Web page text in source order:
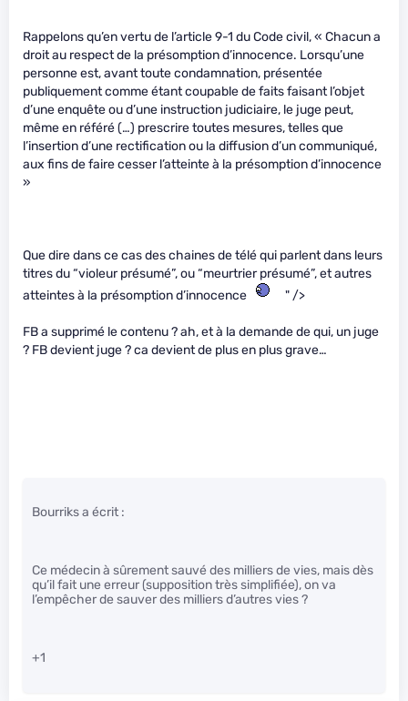
Rappelons qu’en vertu de l’article 9-1 du Code civil, « Chacun a
droit au respect de la présomption d’innocence. Lorsqu’une
personne est, avant toute condamnation, présentée
publiquement comme étant coupable de faits faisant l’objet
d’une enquête ou d’une instruction judiciaire, le juge peut,
même en référé (…) prescrire toutes mesures, telles que
l’insertion d’une rectification ou la diffusion d’un communiqué,
aux fins de faire cesser l’atteinte à la présomption d’innocence
»
Que dire dans ce cas des chaines de télé qui parlent dans leurs
titres du “violeur présumé”, ou “meurtrier présumé”, et autres
atteintes à la présomption d’innocence
" />
FB a supprimé le contenu ? ah, et à la demande de qui, un juge
? FB devient juge ? ca devient de plus en plus grave…
Bourriks a écrit :
Ce médecin à sûrement sauvé des milliers de vies, mais dès
qu’il fait une erreur (supposition très simplifiée), on va
l’empêcher de sauver des milliers d’autres vies ?
+1